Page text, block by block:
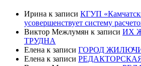
Ирина к записи КГУП
усовершенствует систему
Виктор Межлумян к записи ИХ
ТРУДНА
Елена к записи ГОРОД
Елена к записи